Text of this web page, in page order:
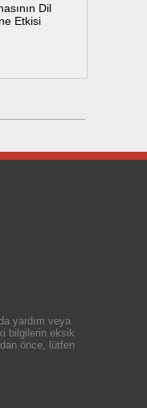
Dil
Etkisi
yardım veya
bilgilerin eksik
önce, lütfen